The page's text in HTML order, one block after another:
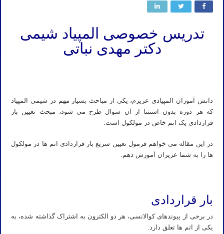
تدریس خصوصی المپیاد شیمی
دکتر مهدی نباتی
دانش آموزان المپیادی عزیزم، یکی از مباحث بسیار مهم در شیمی المپیاد
که هر دوره بدون استثنا از آن سوال طرح می شود، مبحث تعیین بار
قراردادی یک اتم خاص در مولکول است.
در این مقاله می خواهم فرمول تعیین سریع بار قراردادی اتم ها در مولکول
ها را به شما عزیزان آموزش دهم.
بار قراردادی
در برخی از پیوندهای کوالانسی، هر دو الکترون به اشتراک گذاشته شده، به
یکی از اتم ها تعلق دارد.